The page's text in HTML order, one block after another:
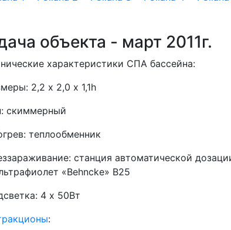
объекта - март 2011г.
характеристики СПА бассейна:
2,2 х 2,0 х 1,1h
скиммерный
теплообменник
станция автоматической
«Behncke» B25
4 х 50Вт
: